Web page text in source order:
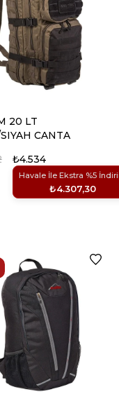
20 LT
CANTA
₺4.534
Havale İle Ekstra %5
₺4.307,30